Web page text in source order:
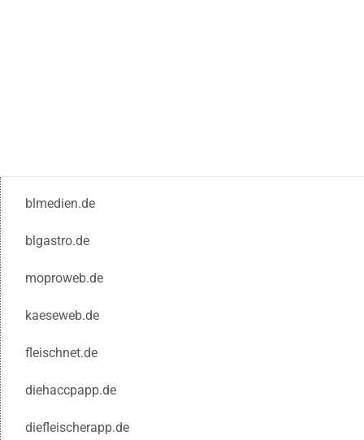
blmedien.de
blgastro.de
moproweb.de
kaeseweb.de
fleischnet.de
diehaccpapp.de
diefleischerapp.de